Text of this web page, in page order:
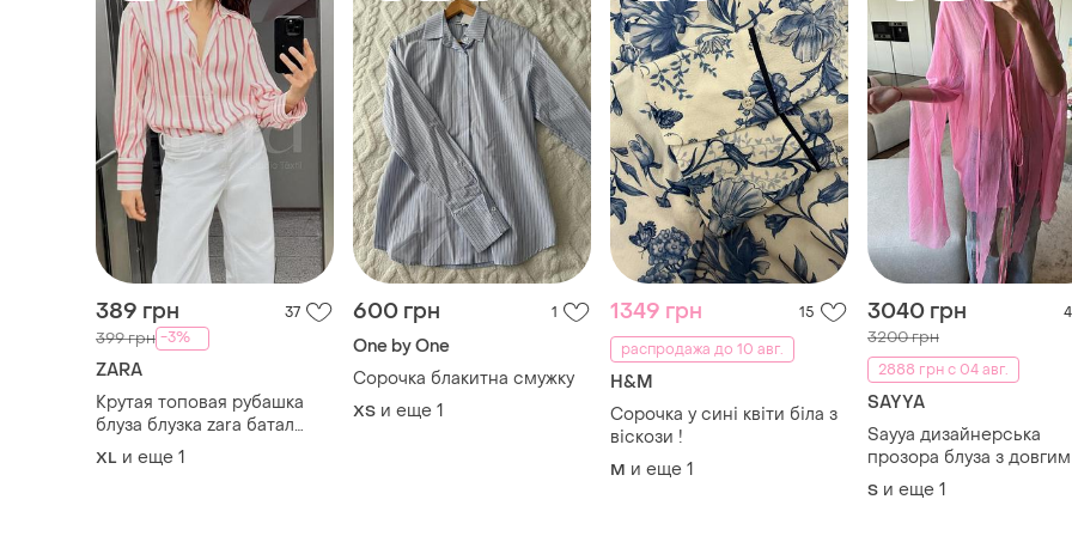
389 грн 37
399 грн -3%
ZARA
Крутая топовая рубашка
блуза блузка zara батал
большой размер оверсайз
свободная трендовая
XL и еще 1
600 грн 1
One by One
Сорочка блакитна смужку
ХS и еще 1
1349 грн
15
распродажа до 10 авг.
H&M
Сорочка у сині квіти біла з
віскози !
M и еще 1
3040 грн 4
3200 грн
2888 грн с 04 авг.
SAYYA
Sayya дизайнерська
прозора блуза з
рукавами та зав’язками
S и еще 1